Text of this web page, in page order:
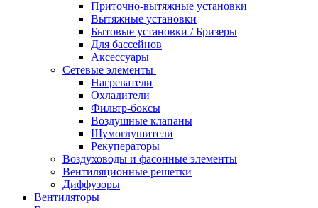
Приточно-вытяжные установки
Вытяжные установки
Бытовые установки / Бризеры
Для бассейнов
Аксессуары
Сетевые элементы
Нагреватели
Охладители
Фильтр-боксы
Воздушные клапаны
Шумоглушители
Рекуператоры
Воздуховоды и фасонные элементы
Вентиляционные решетки
Диффузоры
Вентиляторы